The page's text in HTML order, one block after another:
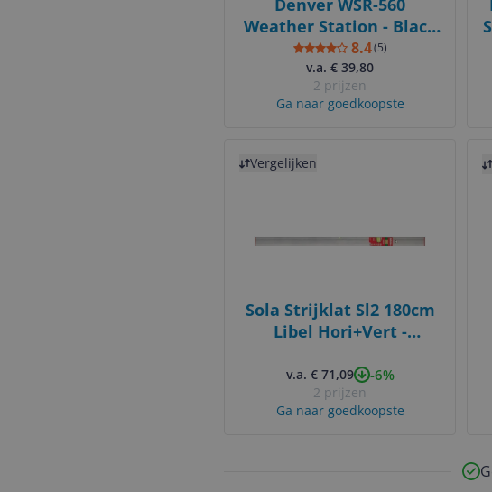
Denver WSR-560
Weather Station - Black
- Rain Sensor -
Thermometer - Alarm -
Weather Forecast
8.4(5)
v.a. € 39,80
2 prijzen
Ga naar goedkoopste
Vergelijken
Sola Strijklat Sl2 180cm
Libel Hori+Vert -
v.a. € 71,09 -6%
2 prijzen
Ga naar goedkoopste